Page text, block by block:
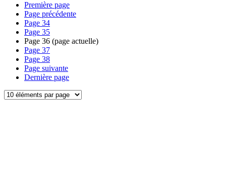
Première page
Page précédente
Page 34
Page 35
Page 36 (page actuelle)
Page 37
Page 38
Page suivante
Dernière page